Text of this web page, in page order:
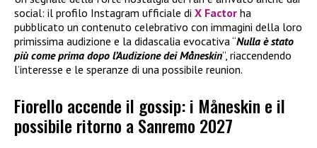
social: il profilo Instagram ufficiale di X Factor ha
pubblicato un contenuto celebrativo con immagini della loro
primissima audizione e la didascalia evocativa “Nulla è stato
più come prima dopo l’Audizione dei Måneskin”, riaccendendo
l’interesse e le speranze di una possibile reunion.
Fiorello accende il gossip: i Måneskin e il
possibile ritorno a Sanremo 2027